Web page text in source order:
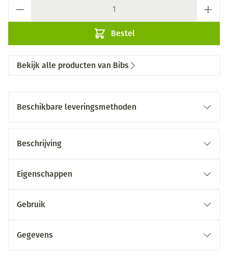
Bestel
Bekijk alle producten van Bibs
Beschikbare leveringsmethoden
Beschrijving
Eigenschappen
Gebruik
Gegevens